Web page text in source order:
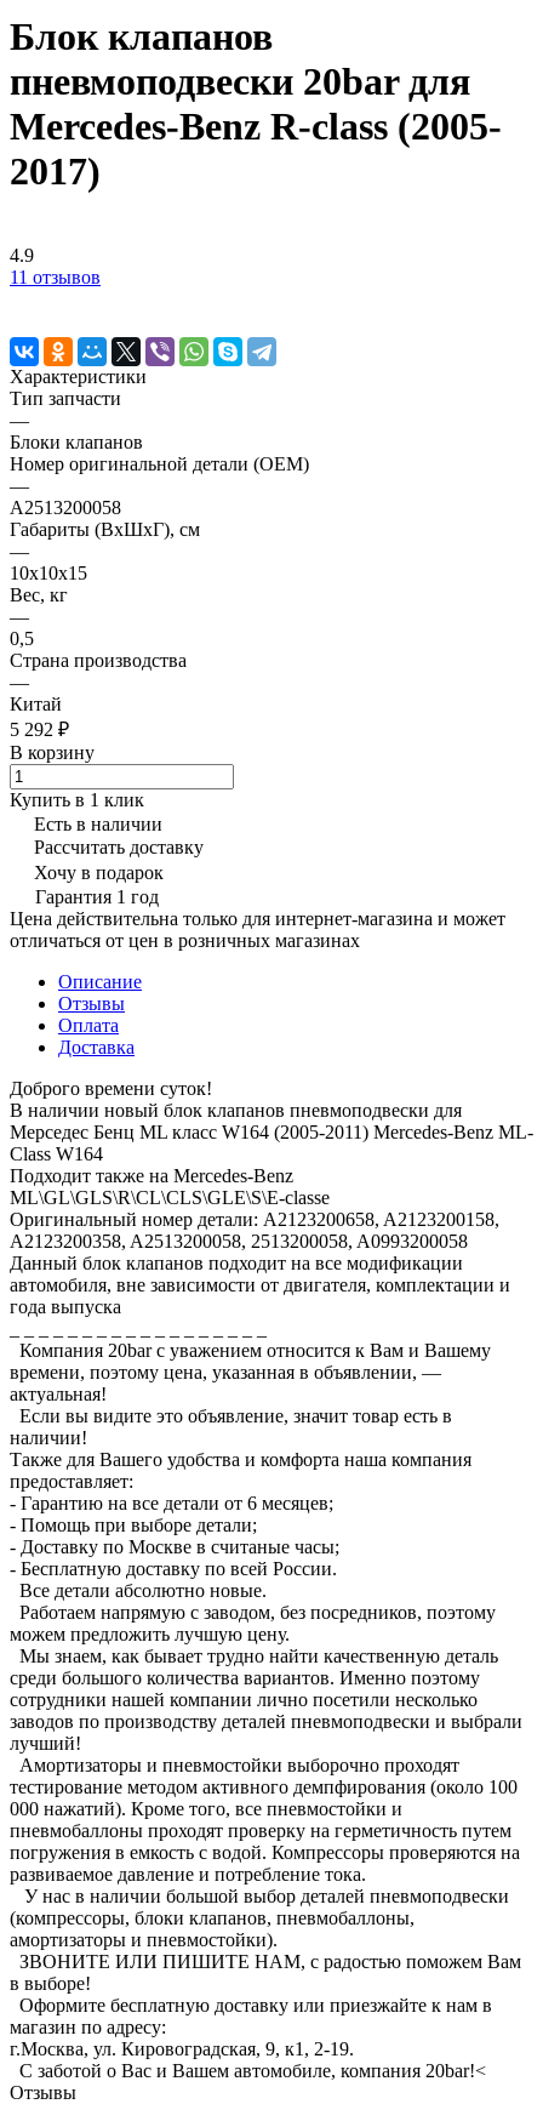
Блок клапанов
пневмоподвески 20bar для
Mercedes-Benz R-class (2005-
2017)
4.9
11 отзывов
Характеристики
Тип запчасти
—
Блоки клапанов
Номер оригинальной детали (OEM)
—
A2513200058
Габариты (ВхШхГ), см
—
10х10х15
Вес, кг
—
0,5
Страна производства
—
Китай
5 292 ₽
В корзину
Купить в 1 клик
Есть в наличии
Рассчитать доставку
Хочу в подарок
Гарантия 1 год
Цена действительна только для интернет-магазина и может
отличаться от цен в розничных магазинах
Описание
Отзывы
Оплата
Доставка
Доброго времени суток!
В наличии новый блок клапанов пневмоподвески для
Мерседес Бенц ML класс W164 (2005-2011) Mercedes-Benz ML-
Class W164
Подходит также на Mercedes-Benz
ML\GL\GLS\R\CL\CLS\GLE\S\E-classe
Оригинальный номер детали: A2123200658, A2123200158,
A2123200358, A2513200058, 2513200058, A0993200058
Данный блок клапанов подходит на все модификации
автомобиля, вне зависимости от двигателя, комплектации и
года выпуска
Компания 20bar c уважением относится к Вам и Вашему
времени, поэтому цена, указанная в объявлении, —
актуальная!
Если вы видите это объявление, значит товар есть в
наличии!
Также для Вашего удобства и комфорта наша компания
предоставляет:
- Гарантию на все детали от 6 месяцев;
- Помощь при выборе детали;
- Доставку по Москве в считаные часы;
- Бесплатную доставку по всей России.
Все детали абсолютно новые.
Работаем напрямую с заводом, без посредников, поэтому
можем предложить лучшую цену.
Мы знаем, как бывает трудно найти качественную деталь
среди большого количества вариантов. Именно поэтому
сотрудники нашей компании лично посетили несколько
заводов по производству деталей пневмоподвески и выбрали
лучший!
Амортизаторы и пневмостойки выборочно проходят
тестирование методом активного демпфирования (около 100
000 нажатий). Кроме того, все пневмостойки и
пневмобаллоны проходят проверку на герметичность путем
погружения в емкость с водой. Компрессоры проверяются на
развиваемое давление и потребление тока.
У нас в наличии большой выбор деталей пневмоподвески
(компрессоры, блоки клапанов, пневмобаллоны,
амортизаторы и пневмостойки).
ЗВОНИТЕ ИЛИ ПИШИТЕ НАМ, с радостью поможем Вам
в выборе!
Оформите бесплатную доставку или приезжайте к нам в
магазин по адресу:
г.Москва, ул. Кировоградская, 9, к1, 2-19.
С заботой о Вас и Вашем автомобиле, компания 20bar!<
Отзывы